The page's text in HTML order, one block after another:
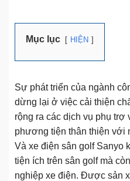
Mục lục HIỆN
Sự phát triển của ngành
dừng lại ở việc cải thiện
rộng ra các dịch vụ phụ trợ
phương tiện thân thiện với
Và xe điện sân golf Sanyo
tiện ích trên sân golf mà
nghiệp xe điện. Được sản